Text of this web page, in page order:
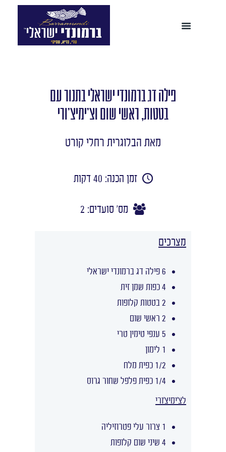
פילה דג ברמונדי ישראלי בתנור עם
בטטות, ראשי שום וצ'ימיצ'ורי
מאת הבלוגרית רחלי קורט
זמן הכנה: 40 דקות
מס' סועדים: 2
מצרכים
6 פילה דג ברמונדי ישראלי
4 כפות שמן זית
2 בטטות קלופות
2 ראשי שום
5 ענפי טימין טרי
1 לימון
1/2 כפית מלח
1/4 כפית פלפל שחור גרוס
לצ'ימיצ'ורי
1 צרור עלי פטרוזיליה
4 שיני שום קלופות